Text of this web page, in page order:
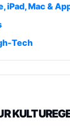
Fnac (Vendeur Tiers)
SAMSUNG
iPad, Mac &
Tech